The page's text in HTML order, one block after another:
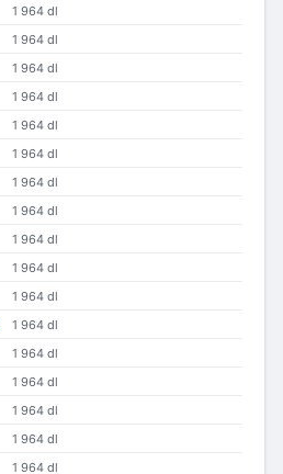
1 964 dl
1 964 dl
1 964 dl
1 964 dl
1 964 dl
1 964 dl
1 964 dl
1 964 dl
1 964 dl
1 964 dl
1 964 dl
1 964 dl
1 964 dl
1 964 dl
1 964 dl
1 964 dl
1 964 dl